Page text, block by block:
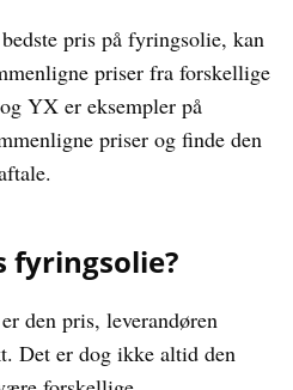
pris på fyringsolie, kan
priser fra forskellige
YX er eksempler på
priser og finde den
fyringsolie?
den pris, leverandøren
Det er dog ikke altid den